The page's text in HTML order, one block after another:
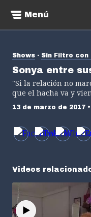
Menú
Shows Sin Filtro con
Sonya entre
"Si la relación no
que el hacha va y
13 de marzo de 2017
Videos